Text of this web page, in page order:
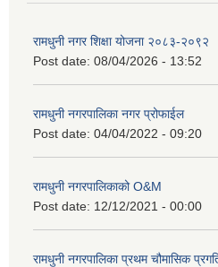
रामधुनी नगर शिक्षा योजना २०८३-२०९२
Post date: 08/04/2026 - 13:52
रामधुनी नगरपालिका नगर प्रोफाईल
Post date: 04/04/2022 - 09:20
रामधुनी नगरपालिकाको O&M
Post date: 12/12/2021 - 00:00
रामधुनी नगरपालिका प्रथम चौमासिक